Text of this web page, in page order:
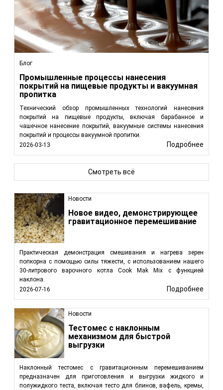
Новости
Новое видео, демонстрирующее
гравитационное перемешивание
Практическая демонстрация смешивания и нагрева зерен
попкорна с помощью силы тяжести, с использованием нашего
30-литрового варочного котла Cook Mak Mix с функцией
наклона.
2026-07-16
Подробнее
Новости
Тестомес с наклонным
механизмом для быстрой
выгрузки
Наклонный тестомес с гравитационным перемешиванием
предназначен для приготовления и выгрузки жидкого и
полужидкого теста, включая тесто для блинов, вафель, кремы,
Блог
Промышленные процессы нанесения
покрытий на пищевые продукты и вакуумная
пропитка
Технический обзор промышленных технологий нанесения
покрытий на пищевые продукты, включая барабанное и
чашечное нанесение покрытий, вакуумные системы нанесения
покрытий и процессы вакуумной пропитки.
2026-03-13
Подробнее
Смотреть всё